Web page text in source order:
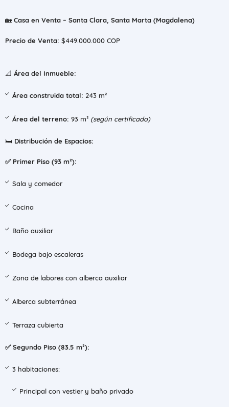
🏡 Casa en Venta – Santa Clara, Santa Marta (Magdalena)
Precio de Venta: $449.000.000 COP
📐 Área del Inmueble:
Área construida total: 243 m²
Área del terreno: 93 m² (según certificado)
🛏️ Distribución de Espacios:
✅ Primer Piso (93 m²):
Sala y comedor
Cocina
Baño auxiliar
Bodega bajo escaleras
Zona de labores con alberca auxiliar
Alberca subterránea
Terraza cubierta
✅ Segundo Piso (83.5 m²):
3 habitaciones:
Principal con vestier y baño privado